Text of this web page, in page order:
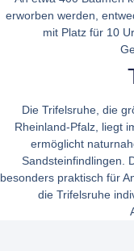
erworben werden,
mit Platz für 10
Die Trifelsruhe, die
Rheinland-Pfalz, liegt
ermöglicht
Sandsteinfindlingen.
besonders praktisch für
die Trifelsruhe